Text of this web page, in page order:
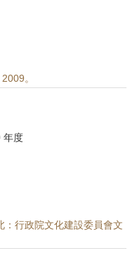
。
年度
：行政院文化建設委員會文